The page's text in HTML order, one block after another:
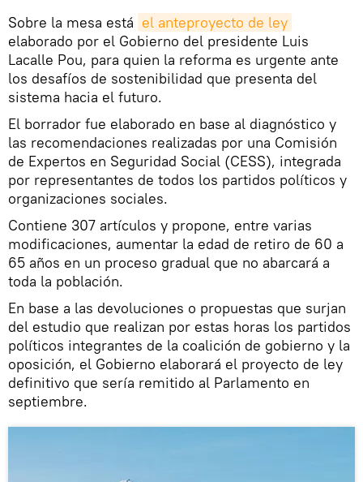
Sobre la mesa está el anteproyecto de ley
elaborado por el Gobierno del presidente Luis
Lacalle Pou, para quien la reforma es urgente ante
los desafíos de sostenibilidad que presenta del
sistema hacia el futuro.
El borrador fue elaborado en base al diagnóstico y
las recomendaciones realizadas por una Comisión
de Expertos en Seguridad Social (CESS), integrada
por representantes de todos los partidos políticos y
organizaciones sociales.
Contiene 307 artículos y propone, entre varias
modificaciones, aumentar la edad de retiro de 60 a
65 años en un proceso gradual que no abarcará a
toda la población.
En base a las devoluciones o propuestas que surjan
del estudio que realizan por estas horas los partidos
políticos integrantes de la coalición de gobierno y la
oposición, el Gobierno elaborará el proyecto de ley
definitivo que sería remitido al Parlamento en
septiembre.